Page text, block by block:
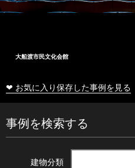
大船渡市民文化会館
❤ お気に入り保存した事例を見る
事例を検索する
建物分類